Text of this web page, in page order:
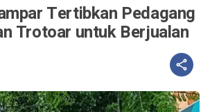
Tertibkan Pedagang
Trotoar untuk Berjualan